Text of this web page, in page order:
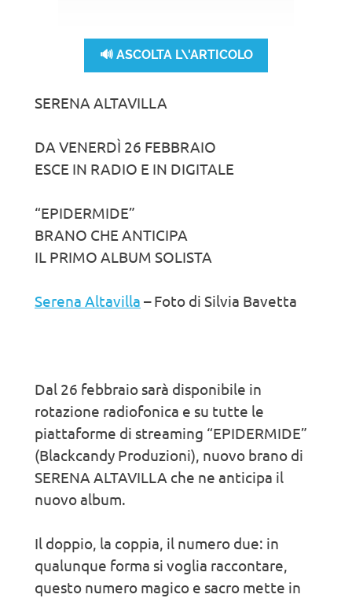
🔊 ASCOLTA L\'ARTICOLO
SERENA ALTAVILLA
DA VENERDÌ 26 FEBBRAIO
ESCE IN RADIO E IN DIGITALE
“EPIDERMIDE”
BRANO CHE ANTICIPA
IL PRIMO ALBUM SOLISTA
Serena Altavilla – Foto di Silvia Bavetta
Dal 26 febbraio sarà disponibile in
rotazione radiofonica e su tutte le
piattaforme di streaming “EPIDERMIDE”
(Blackcandy Produzioni), nuovo brano di
SERENA ALTAVILLA che ne anticipa il
nuovo album.
Il doppio, la coppia, il numero due: in
qualunque forma si voglia raccontare,
questo numero magico e sacro mette in